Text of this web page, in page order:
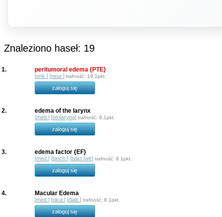
Znaleziono haseł: 19
1. peritumoral edema {PTE}
[onk. ] [neur.] trafność: 19.1pkt.
zaloguj się
2. edema of the larynx
[med. ] [otolaryng] trafność: 8.1pkt.
zaloguj się
3. edema factor {EF}
[med. ] [bioch. ] [bakt./wir] trafność: 8.1pkt.
zaloguj się
4. Macular Edema
[med. ] [okul. ] [diab. ] trafność: 8.1pkt.
zaloguj się